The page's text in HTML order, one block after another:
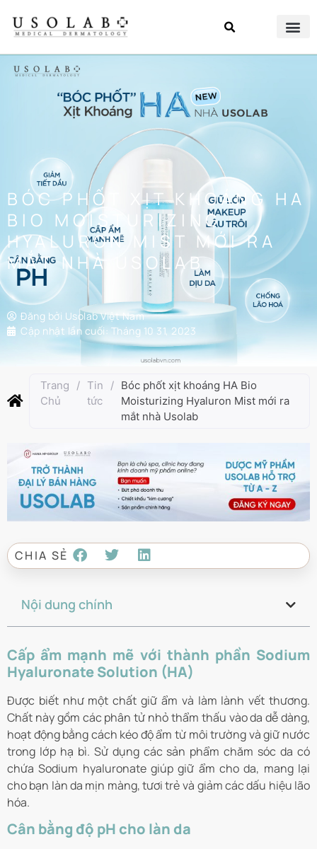
BÓC PHỐT XỊT KHOÁNG HA
BIO MOISTURIZING
HYALURON MIST MỚI RA
MẮT NHÀ USOLAB
Đăng bởi Usolab Việt Nam
Cập nhật lần cuối: Tháng 10 31, 2023
Trang
Chủ
/ Tin
tức
/ Bóc phốt xịt khoáng HA Bio
Moisturizing Hyaluron Mist mới ra
mắt nhà Usolab
CHIA SẺ
Nội dung chính
Cấp ẩm mạnh mẽ với thành phần Sodium
Hyaluronate Solution (HA)
Được biết như một chất giữ ẩm và làm lành vết thương.
Chất này gồm các phân tử nhỏ thẩm thấu vào da dễ dàng,
hoạt động bằng cách kéo độ ẩm từ môi trường và giữ nước
trong lớp hạ bì. Sử dụng các sản phẩm chăm sóc da có
chứa Sodium hyaluronate giúp giữ ẩm cho da, mang lại
cho bạn làn da mịn màng, tươi trẻ và giảm các dấu hiệu lão
hóa.
Cân bằng độ pH cho làn da